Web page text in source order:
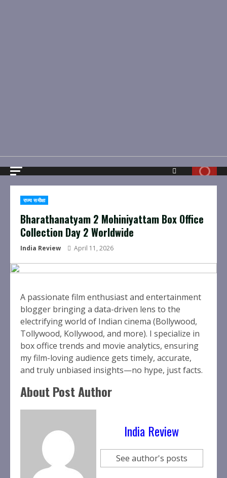
राज्य समीक्षा
Bharathanatyam 2 Mohiniyattam Box Office
Collection Day 2 Worldwide
India Review April 11, 2026
A passionate film enthusiast and entertainment
blogger bringing a data-driven lens to the
electrifying world of Indian cinema (Bollywood,
Tollywood, Kollywood, and more). I specialize in
box office trends and movie analytics, ensuring
my film-loving audience gets timely, accurate,
and truly unbiased insights—no hype, just facts.
About Post Author
India Review
See author's posts